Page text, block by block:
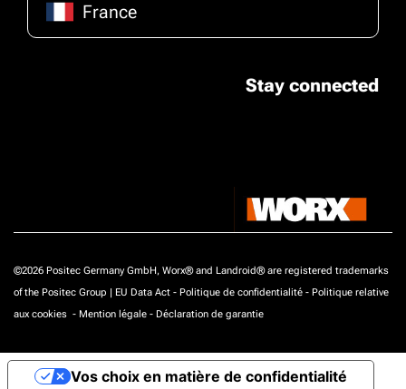
France
Stay connected
©2026 Positec Germany GmbH, Worx® and Landroid® are registered trademarks
of the Positec Group | EU Data Act - Politique de confidentialité - Politique relative
aux cookies - Mention légale - Déclaration de garantie
Vos choix en matière de confidentialité